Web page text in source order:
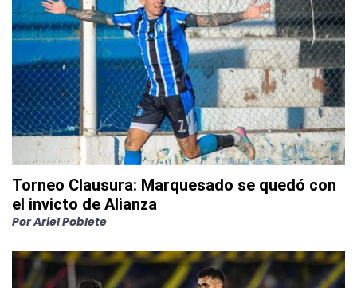
Torneo Clausura: Marquesado se quedó con
el invicto de Alianza
PorAriel Poblete